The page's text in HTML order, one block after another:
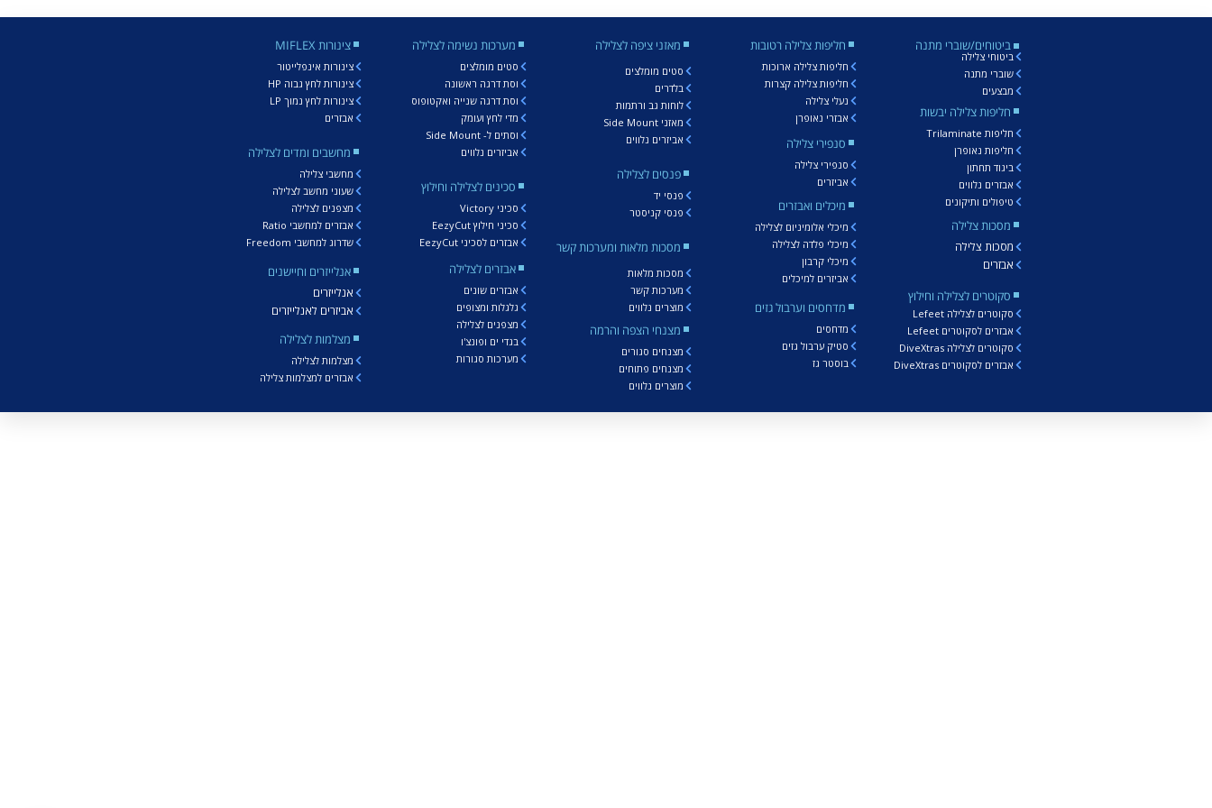
ביטוחים/שוברי מתנה
ביטוחי צלילה
שוברי מתנה
מבצעים
חליפות צלילה יבשות
חליפות Trilaminate
חליפות נאופרן
ביגוד תחתון
אבזרים נלווים
טיפולים ותיקונים
מסכות צלילה
מסכות צלילה
אבזרים
סקוטרים לצלילה וחילוץ
סקוטרים לצלילה Lefeet
אבזרים לסקוטרים Lefeet
סקוטרים לצלילה DiveXtras
אבזרים לסקוטרים DiveXtras
חליפות צלילה רטובות
חליפות צלילה ארוכות
חליפות צלילה קצרות
נעלי צלילה
אבזרי נאופרן
סנפירי צלילה
סנפירי צלילה
אביזרים
מיכלים ואבזרים
מיכלי אלומיניום לצלילה
מיכלי פלדה לצלילה
מיכלי קרבון
אביזרים למיכלים
מדחסים וערבול גזים
מדחסים
סטיק ערבול גזים
בוסטר גז
מאזני ציפה לצלילה
סטים מומלצים
בלדרים
לוחות גב ורתמות
מאזני Side Mount
אביזרים נלווים
פנסים לצלילה
פנסי יד
פנסי קניסטר
מסכות מלאות ומערכות קשר
מסכות מלאות
מערכות קשר
מוצרים נלווים
מצנחי הצפה והרמה
מצנחים סגורים
מצנחים פתוחים
מוצרים נלווים
מערכות נשימה לצלילה
סטים מומלצים
וסת דרגה ראשונה
וסת דרגה שנייה ואקטופוס
מדי לחץ ועומק
וסתים ל- Side Mount
אביזרים נלווים
סכינים לצלילה וחילוץ
סכיני Victory
סכיני חילוץ EezyCut
אבזרים לסכיני EezyCut
אבזרים לצלילה
אבזרים שונים
גלגלות ומצופים
מצפנים לצלילה
בגדי ים ופונצ'ו
מערכות סגורות
צינורות MIFLEX
צינורות אינפלייטור
צינורות לחץ גבוה HP
צינורות לחץ נמוך LP
אבזרים
מחשבים ומדים לצלילה
מחשבי צלילה
שעוני מחשב לצלילה
מצפנים לצלילה
אבזרים למחשבי Ratio
שדרוג למחשבי Freedom
אנלייזרים וחיישנים
אנלייזרים
אביזרים לאנלייזרים
מצלמות לצלילה
מצלמות לצלילה
אבזרים למצלמות צלילה